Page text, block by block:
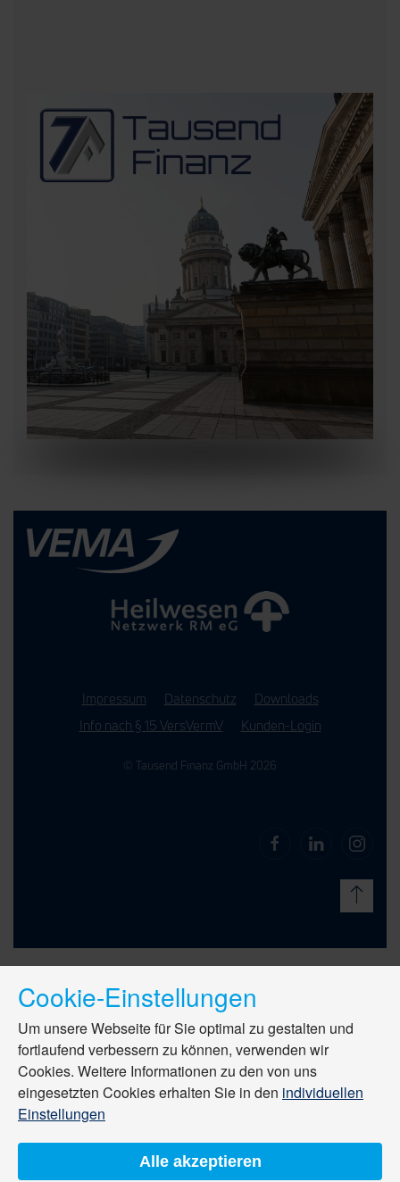
Impressum Datenschutz
Downloads
Info nach § 15 VersVermV
Kunden-Login
© Tausend Finanz GmbH 2026
Cookie-Einstellungen
Um unsere Webseite für Sie optimal zu gestalten und
fortlaufend verbessern zu können, verwenden wir
Cookies. Weitere Informationen zu den von uns
eingesetzten Cookies erhalten Sie in den individuellen
Einstellungen
Alle akzeptieren